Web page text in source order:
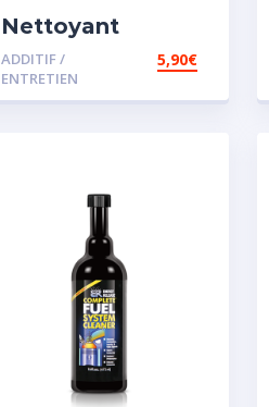
Nettoyant
radiateur
ADDITIF /
ENTRETIEN
5,90€